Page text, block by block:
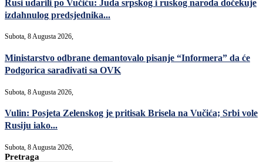
Rusi udarili po Vučiću: Juda srpskog i ruskog naroda dočekuje
izdahnulog predsjednika...
Subota, 8 Augusta 2026,
Ministarstvo odbrane demantovalo pisanje “Informera” da će
Podgorica sarađivati sa OVK
Subota, 8 Augusta 2026,
Vulin: Posjeta Zelenskog je pritisak Brisela na Vučića; Srbi vole
Rusiju iako...
Subota, 8 Augusta 2026,
Pretraga